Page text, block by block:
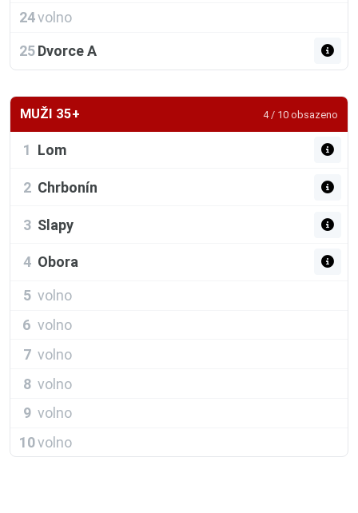
24volno
25 Dvorce A
MUŽI 35+ 4 / 10 obsazeno
1 Lom
2 Chrbonín
3 Slapy
4 Obora
5 volno
6 volno
7 volno
8 volno
9 volno
10volno